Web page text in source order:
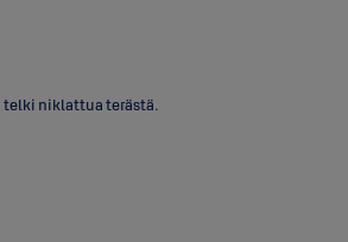
telki niklattua terästä.